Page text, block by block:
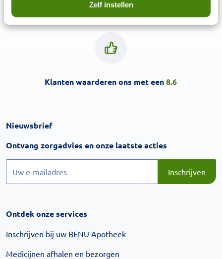
Zelf instellen
Klanten waarderen ons met een8.6
Nieuwsbrief
Ontvang zorgadvies en onze laatste acties
Inschrijven
Ontdek onze services
Inschrijven bij uw BENU Apotheek
Medicijnen afhalen en bezorgen